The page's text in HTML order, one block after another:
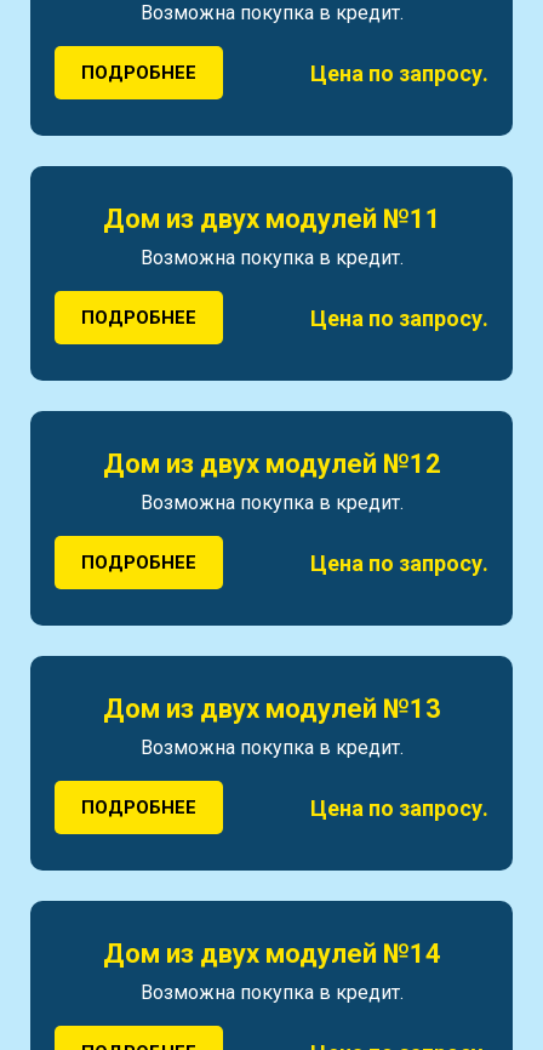
Возможна покупка в кредит.
ПОДРОБНЕЕ Цена по запросу.
Дом из двух модулей №11
Возможна покупка в кредит.
ПОДРОБНЕЕ Цена по запросу.
Дом из двух модулей №12
Возможна покупка в кредит.
ПОДРОБНЕЕ Цена по запросу.
Дом из двух модулей №13
Возможна покупка в кредит.
ПОДРОБНЕЕ Цена по запросу.
Дом из двух модулей №14
Возможна покупка в кредит.